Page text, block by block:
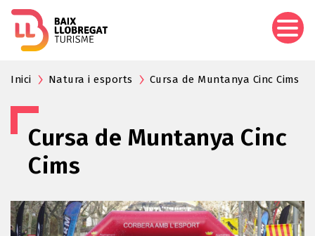
Inici Natura i esports Cursa de Muntanya Cinc Cims
Cursa de Muntanya Cinc
Cims